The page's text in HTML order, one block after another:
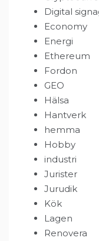
Digital
Economy
Energi
Ethereum
Fordon
GEO
Hälsa
Hantverk
hemma
Hobby
industri
Jurister
Jurudik
Kök
Lagen
Renovera